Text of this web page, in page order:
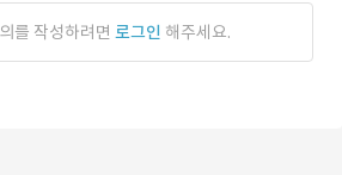
를 작성하려면 로그인 해주세요.